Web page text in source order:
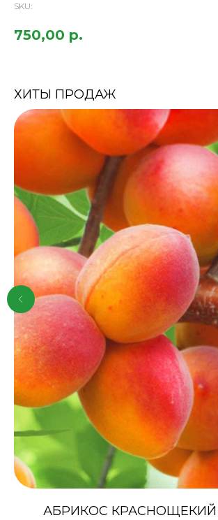
SKU:
750,00 р.
ХИТЫ ПРОДАЖ
АБРИКОС КРАСНОЩЕКИЙ